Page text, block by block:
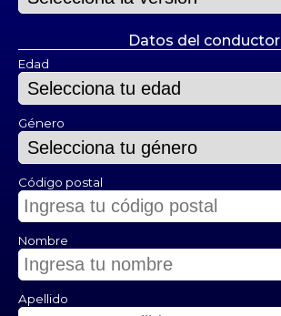
Datos del conductor
Edad
Género
Código postal
Nombre
Apellido